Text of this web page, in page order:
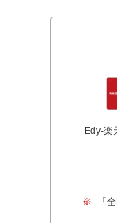
Edy-楽
※ 「